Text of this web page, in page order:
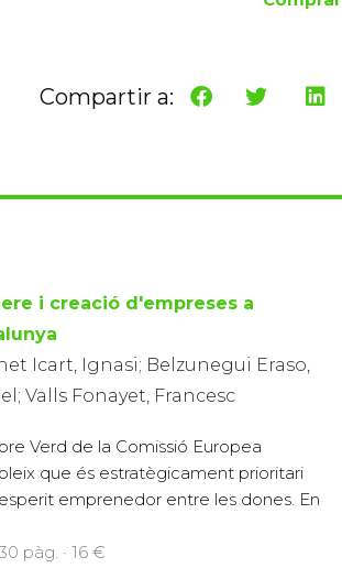
Compartir a:
i creació d'empreses a
Icart, Ignasi; Belzunegui Eraso,
Valls Fonayet, Francesc
Verd de la Comissió Europea
que és estratègicament prioritari
emprenedor entre les dones. En
pàg. · 16 €